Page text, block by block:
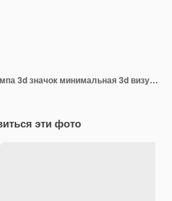
Желтая настольная лампа 3d значок минимальная 3d визуализация иллюстрации на пастельном фоне Sprout
эти фото